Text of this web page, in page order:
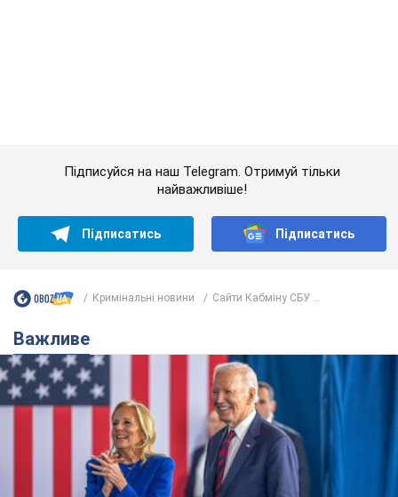
Важливе
Дружина тяжкохворого Джо Байдена назвала
перший симптом, який сигналізував про його
"агресивний" рак
Спершу лікарі не надали цьому належної уваги
11 часов назад 14,9 т.